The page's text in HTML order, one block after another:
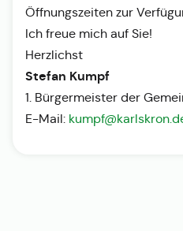
Öffnungszeiten zur
Ich freue mich auf Sie!
Herzlichst
Stefan Kumpf
1. Bürgermeister der
E-Mail: